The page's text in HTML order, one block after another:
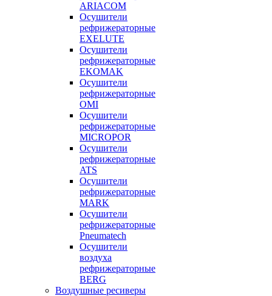
ARIACOM
Осушители
рефрижераторные
EXELUTE
Осушители
рефрижераторные
EKOMAK
Осушители
рефрижераторные
OMI
Осушители
рефрижераторные
MICROPOR
Осушители
рефрижераторные
ATS
Осушители
рефрижераторные
MARK
Осушители
рефрижераторные
Pneumatech
Осушители
воздуха
рефрижераторные
BERG
Воздушные ресиверы